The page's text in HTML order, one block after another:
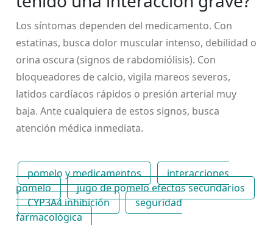
Los síntomas dependen del medicamento. Con
estatinas, busca dolor muscular intenso, debilidad o
orina oscura (signos de rabdomiólisis). Con
bloqueadores de calcio, vigila mareos severos,
latidos cardíacos rápidos o presión arterial muy
baja. Ante cualquiera de estos signos, busca
atención médica inmediata.
pomelo y medicamentos
interacciones
pomelo
jugo de pomelo efectos secundarios
CYP3A4 inhibición
seguridad
farmacológica